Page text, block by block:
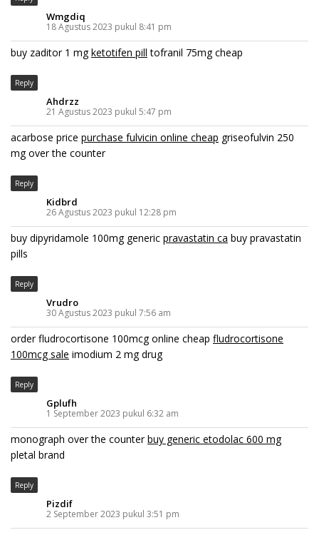
Wmgdiq
18 Agustus 2023 pukul 8:41 pm
buy zaditor 1 mgketotifen pill tofranil 75mg cheap
Reply
Ahdrzz
21 Agustus 2023 pukul 5:47 pm
acarbose price purchase fulvicin online cheap griseofulvin 250
mg over the counter
Reply
Kidbrd
26 Agustus 2023 pukul 12:28 pm
buy dipyridamole 100mg generic pravastatin ca buy pravastatin
pills
Reply
Vrudro
30 Agustus 2023 pukul 7:56 am
order fludrocortisone 100mcg online cheap fludrocortisone
100mcg sale imodium 2 mg drug
Reply
Gplufh
1 September 2023 pukul 6:32 am
monograph over the counterbuy generic etodolac 600 mg
pletal brand
Reply
Pizdif
2 September 2023 pukul 3:51 pm